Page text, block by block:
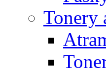
Tonery